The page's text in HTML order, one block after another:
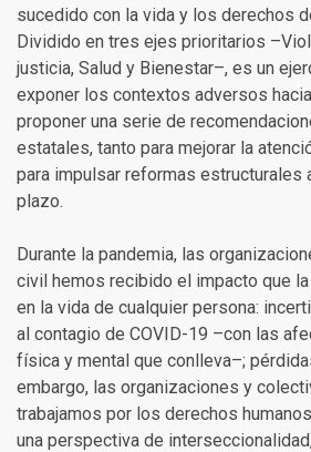
sucedido con la vida y los derechos
Dividido en tres ejes prioritarios
justicia, Salud y Bienestar–, es un
exponer los contextos adversos
proponer una serie de
estatales, tanto para mejorar la
para impulsar reformas estructurales
plazo.
Durante la pandemia, las
civil hemos recibido el impacto que
en la vida de cualquier persona:
al contagio de COVID-19 –con las
física y mental que conlleva–;
embargo, las organizaciones y
trabajamos por los derechos
una perspectiva de